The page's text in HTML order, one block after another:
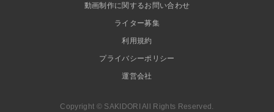
動画制作に関するお問い合わせ
ライター募集
利用規約
プライバシーポリシー
運営会社
Copyright © SAKIDORI All Rights Reserved.